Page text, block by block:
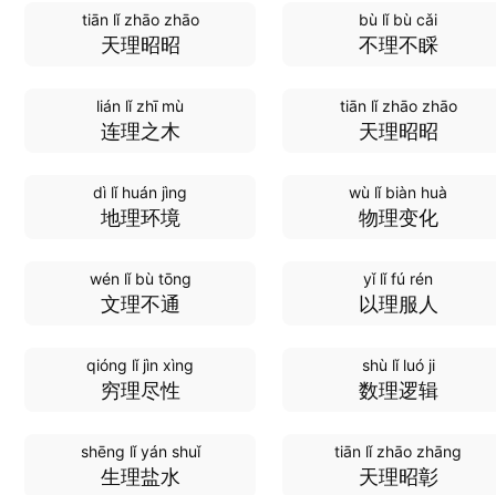
tiān lǐ zhāo zhāo
天理昭昭
bù lǐ bù cǎi
不理不睬
lián lǐ zhī mù
连理之木
tiān lǐ zhāo zhāo
天理昭昭
dì lǐ huán jìng
地理环境
wù lǐ biàn huà
物理变化
wén lǐ bù tōng
文理不通
yǐ lǐ fú rén
以理服人
qióng lǐ jìn xìng
穷理尽性
shù lǐ luó ji
数理逻辑
shēng lǐ yán shuǐ
生理盐水
tiān lǐ zhāo zhāng
天理昭彰